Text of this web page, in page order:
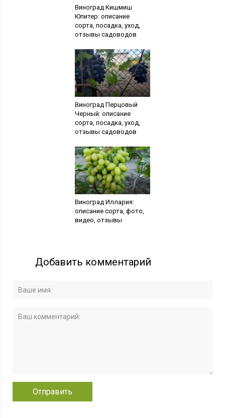
Виноград Кишмиш
Юпитер: описание
сорта, посадка, уход,
отзывы садоводов
Виноград Перцовый
Черный: описание
сорта, посадка, уход,
отзывы садоводов
Виноград Иллария:
описание сорта, фото,
видео, отзывы
Добавить комментарий